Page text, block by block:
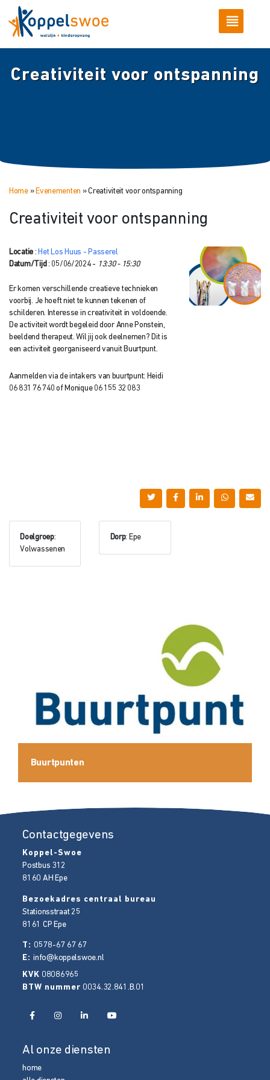
Creativiteit voor ontspanning
Home» Evenementen »Creativiteit voor ontspanning
Creativiteit voor ontspanning
Locatie : Het Los Huus - Passerel
Datum/Tijd : 05/06/2024 - 13:30 - 15:30
Er komen verschillende creatieve technieken
voorbij. Je hoeft niet te kunnen tekenen of
schilderen. Interesse in creativiteit in voldoende.
De activiteit wordt begeleid door Anne Ponstein,
beeldend therapeut. Wil jij ook deelnemen? Dit is
een activiteit georganiseerd vanuit Buurtpunt.
Aanmelden via de intakers van buurtpunt: Heidi
06 831 76 740 of Monique 06 155 32 083
Doelgroep:
Volwassenen
Dorp: Epe
Buurtpunten
Contactgegevens
Koppel-Swoe
Postbus 312
8160 AH Epe
Bezoekadres centraal bureau
Stationsstraat 25
8161 CP Epe
T: 0578-67 67 67
E:info@koppelswoe.nl
KVK 08086965
BTW nummer 0034.32.841.B.01
Al onze diensten
home